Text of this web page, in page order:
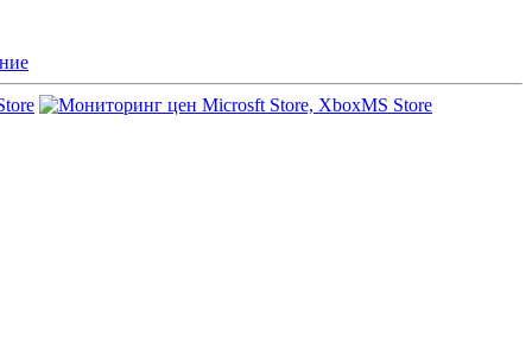
MS Store